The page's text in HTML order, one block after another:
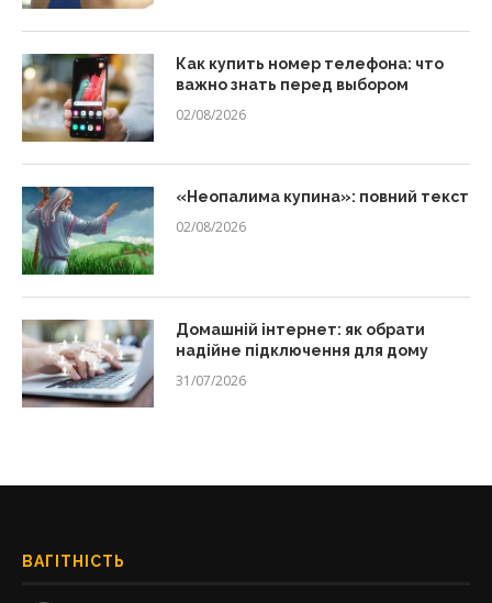
Как купить номер телефона: что
важно знать перед выбором
02/08/2026
«Неопалима купина»: повний текст
02/08/2026
Домашній інтернет: як обрати
надійне підключення для дому
31/07/2026
ВАГІТНІСТЬ